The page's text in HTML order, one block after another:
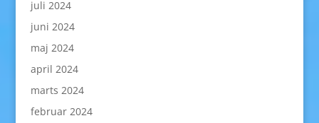
juli 2024
juni 2024
maj 2024
april 2024
marts 2024
februar 2024